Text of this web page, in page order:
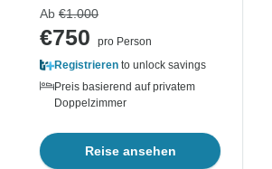
Ab €1.000
€750
pro Person
Registrieren to unlock savings
Preis basierend auf privatem
Doppelzimmer
Reise ansehen